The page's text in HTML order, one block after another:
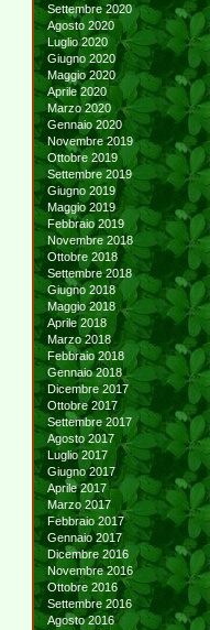
Settembre 2020
Agosto 2020
Luglio 2020
Giugno 2020
Maggio 2020
Aprile 2020
Marzo 2020
Gennaio 2020
Novembre 2019
Ottobre 2019
Settembre 2019
Giugno 2019
Maggio 2019
Febbraio 2019
Novembre 2018
Ottobre 2018
Settembre 2018
Giugno 2018
Maggio 2018
Aprile 2018
Marzo 2018
Febbraio 2018
Gennaio 2018
Dicembre 2017
Ottobre 2017
Settembre 2017
Agosto 2017
Luglio 2017
Giugno 2017
Aprile 2017
Marzo 2017
Febbraio 2017
Gennaio 2017
Dicembre 2016
Novembre 2016
Ottobre 2016
Settembre 2016
Agosto 2016